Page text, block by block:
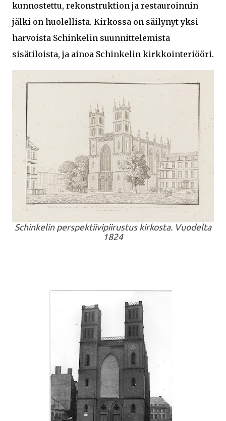
kunnostettu, rekonstruktion ja restauroinnin
jälki on huolellista. Kirkossa on säilynyt yksi
harvoista Schinkelin suunnittelemista
sisätiloista, ja ainoa Schinkelin kirkkointeriööri.
Schinkelin perspektiivipiirustus kirkosta. Vuodelta
1824